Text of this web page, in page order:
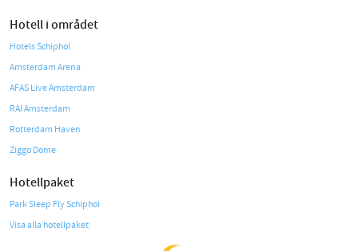
Hotell i området
Hotels Schiphol
Amsterdam Arena
AFAS Live Amsterdam
RAI Amsterdam
Rotterdam Haven
Ziggo Dome
Hotellpaket
Park Sleep Fly Schiphol
Visa alla hotellpaket